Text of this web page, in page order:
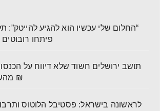
“החלום שלי עכשיו הוא להגיע להייטק”:
פיתחו רובוטים
₪ מהשכרה
לראשונה בישראל: פסטיבל הלוטוס ותרבות